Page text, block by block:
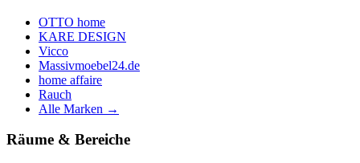
OTTO home
KARE DESIGN
Vicco
Massivmoebel24.de
home affaire
Rauch
Alle Marken →
Räume & Bereiche